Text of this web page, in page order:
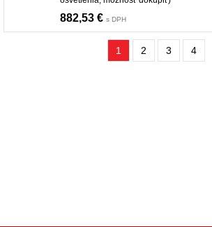
882,53 € s DPH
1 2 3 4